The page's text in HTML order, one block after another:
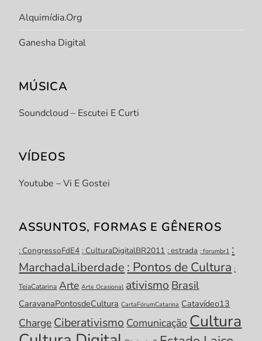
Alquimídia.org
Ganesha Digital
MÚSICA
Soundcloud – Escutei E Curti
VÍDEOS
Youtube – Vi E Gostei
ASSUNTOS, FORMAS E GÊNEROS
: CongressoFdE4 : CulturaDigitalBR2011 : estrada : forumbr1 :
MarchadaLiberdade : Pontos de Cultura :
TeiaCatarina Arte Arte Ocasional ativismoBrasil
CaravanaPontosdeCultura CartaFórumCatarina Catavídeo13
ChargeCiberativismoComunicação Cultura